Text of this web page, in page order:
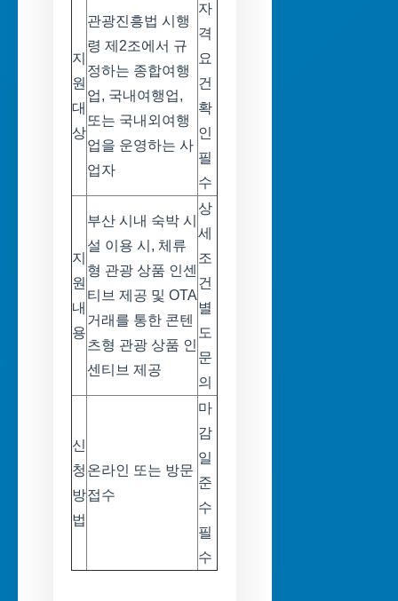
지
원
대
상
관광진흥법 시행
령 제2조에서 규
정하는 종합여행
업, 국내여행업,
또는 국내외여행
업을 운영하는 사
업자
자
격
요
건
확
인
필
수
지
원
내
용
부산 시내 숙박 시
설 이용 시, 체류
형 관광 상품 인센
티브 제공 및 OTA
거래를 통한 콘텐
츠형 관광 상품 인
센티브 제공
상
세
조
건
별
도
문
의
신
청
방
법
온라인 또는 방문
접수
마
감
일
준
수
필
수